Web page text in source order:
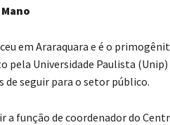
em Araraquara e é o
pela Universidade Paulista
de seguir para o setor público.
a função de coordenador do